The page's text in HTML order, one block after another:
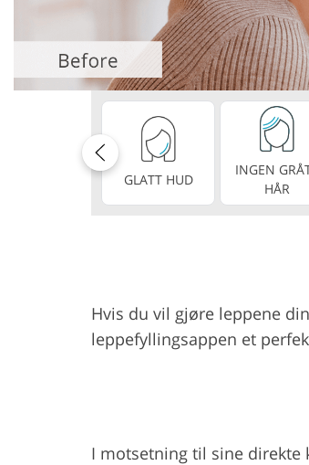
GLATT HUD
INGEN
HÅR
Hvis du vil gjøre leppene
leppefyllingsappen et
I motsetning til sine direkte